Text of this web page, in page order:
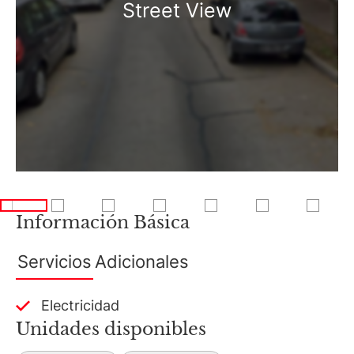
Zona Palermo, Zona D'Aria.
Street View
Información Básica
Servicios Adicionales
Electricidad
Unidades disponibles